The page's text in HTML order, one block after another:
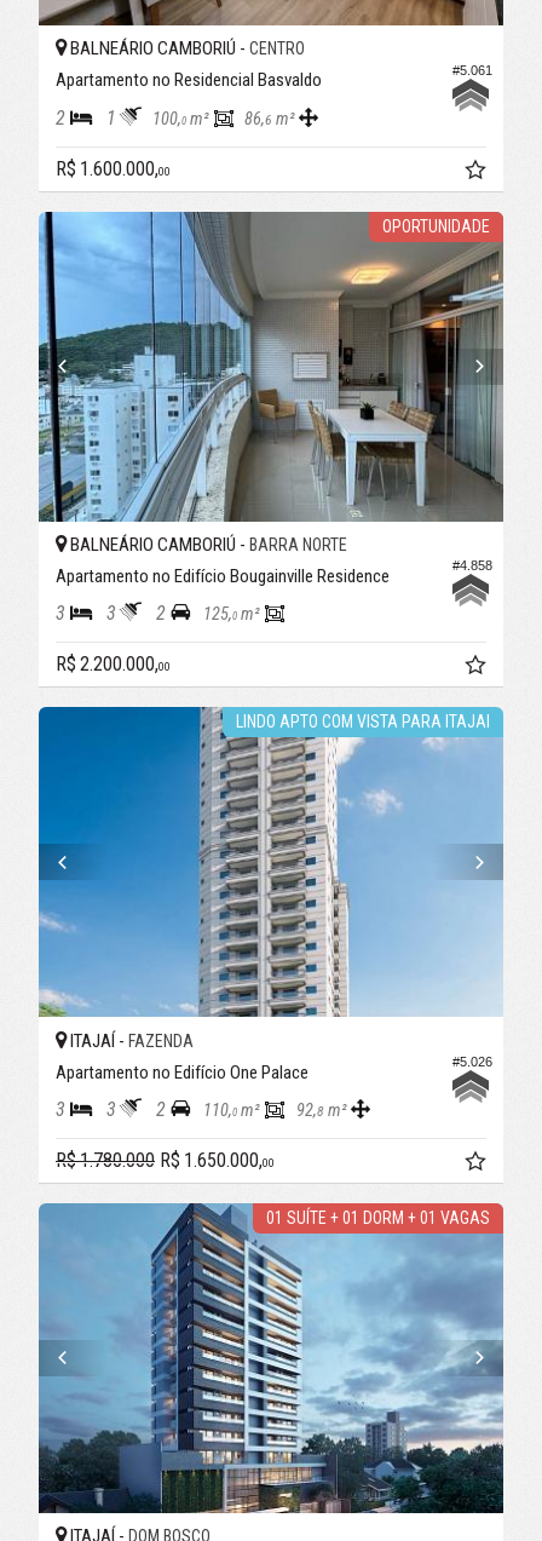
#5.061
BALNEÁRIO CAMBORIÚ - CENTRO
Apartamento no Residencial Basvaldo
2 1 100,0m² 86,6 m²
R$ 1.600.000,00
OPORTUNIDADE
#4.858
BALNEÁRIO CAMBORIÚ - BARRA NORTE
Apartamento no Edifício Bougainville Residence
3 3 2 125,0 m²
R$ 2.200.000,00
LINDO APTO COM VISTA PARA ITAJAI
#5.026
ITAJAÍ - FAZENDA
Apartamento no Edifício One Palace
3 3 2 110,0 m² 92,8 m²
R$ 1.780.000 R$ 1.650.000,00
01 SUÍTE + 01 DORM + 01 VAGAS
ITAJAÍ - DOM BOSCO